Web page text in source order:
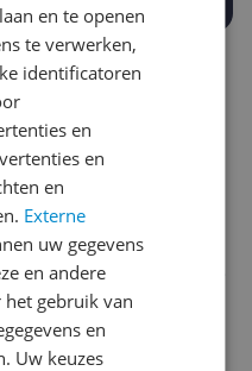
je graag je mening
het schrijven van je
duurt het schrijven
de 3 en 10 minuten.
bezoekers een betere
maand kans op
en te openen
te verwerken,
identificatoren
en
en
en
Externe
uw gegevens
en andere
gebruik van
en
Uw keuzes